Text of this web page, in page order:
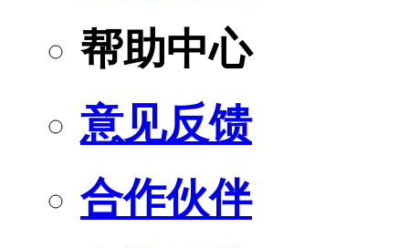
帮助中心
意见反馈
合作伙伴